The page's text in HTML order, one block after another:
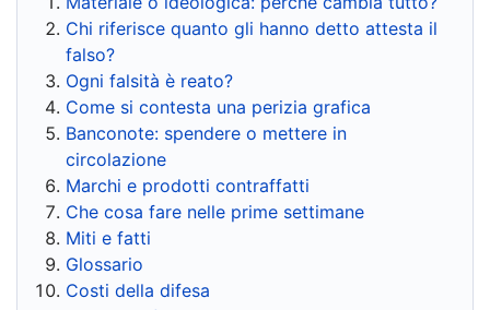
Chi riferisce quanto gli hanno detto attesta il
falso?
Ogni falsità è reato?
Come si contesta una perizia grafica
Banconote: spendere o mettere in
circolazione
Marchi e prodotti contraffatti
Che cosa fare nelle prime settimane
Miti e fatti
Glossario
Costi della difesa